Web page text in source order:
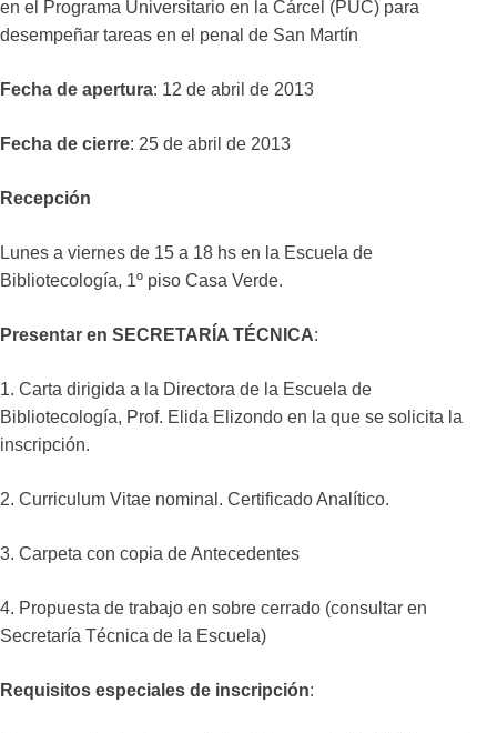
en el Programa Universitario en la Cárcel (PUC) para
desempeñar tareas en el penal de San Martín
Fecha de apertura: 12 de abril de 2013
Fecha de cierre: 25 de abril de 2013
Recepción
Lunes a viernes de 15 a 18 hs en la Escuela de
Bibliotecología, 1º piso Casa Verde.
Presentar en SECRETARÍA TÉCNICA:
1. Carta dirigida a la Directora de la Escuela de
Bibliotecología, Prof. Elida Elizondo en la que se solicita la
inscripción.
2. Curriculum Vitae nominal. Certificado Analítico.
3. Carpeta con copia de Antecedentes
4. Propuesta de trabajo en sobre cerrado (consultar en
Secretaría Técnica de la Escuela)
Requisitos especiales de inscripción: